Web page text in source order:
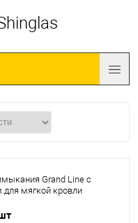
Grand Line c
для мягкой кровли